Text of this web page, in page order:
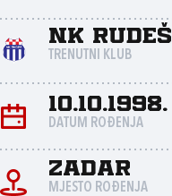
NK Rudeš
TRENUTNI KLUB
10.10.1998.
DATUM ROĐENJA
Zadar
MJESTO ROĐENJA